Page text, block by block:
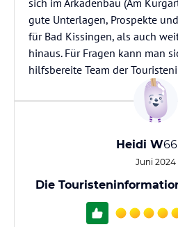
sich im Arkadenbau (Am
gute Unterlagen, Prospekte
für Bad Kissingen, als auch
hinaus. Für Fragen kann man
hilfsbereite Team der
Heidi W
Juni 2024
Die